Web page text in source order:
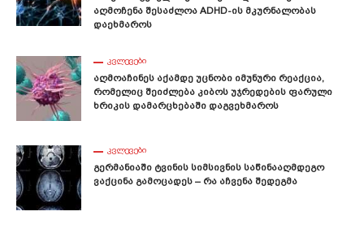
Აღმოჩენა Შესაძლოა ADHD-Ის Მკურნალობას
Დაეხმაროს
ᲙᲕᲚᲔᲕᲔᲑᲘ
Აღმოაჩინეს Აქამდე Უცნობი Იმუნური Რეაქცია,
Რომელიც Შეიძლება Კიბოს Უჯრედების Ფარული
Ხრიკის Დამარცხებაში Დაგვეხმაროს
ᲙᲕᲚᲔᲕᲔᲑᲘ
Გერმანიაში Ტვინის Სიმსივნის Საწინააღმდეგო
Ვაქცინა Გამოცადეს – Რა Აჩვენა Შედეგმა